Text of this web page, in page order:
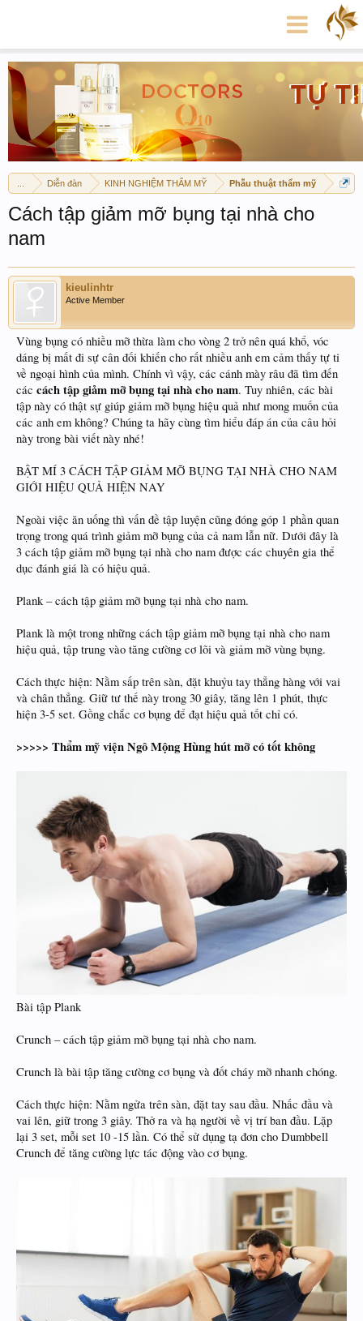
Diễn đàn KINH NGHIỆM THẨM MỸ Phẫu thuật thẩm mỹ
Cách tập giảm mỡ bụng tại nhà cho
nam
kieulinhtr
Active Member
Vùng bụng có nhiều mỡ thừa làm cho vòng 2 trở nên quá khổ, vóc
dáng bị mất đi sự cân đối khiến cho rất nhiều anh em cảm thấy tự ti
về ngoại hình của mình. Chính vì vậy, các cánh mày râu đã tìm đến
các cách tập giảm mỡ bụng tại nhà cho nam. Tuy nhiên, các bài
tập này có thật sự giúp giảm mỡ bụng hiệu quả như mong muốn của
các anh em không? Chúng ta hãy cùng tìm hiểu đáp án của câu hỏi
này trong bài viết này nhé!
BẬT MÍ 3 CÁCH TẬP GIẢM MỠ BỤNG TẠI NHÀ CHO NAM
GIỚI HIỆU QUẢ HIỆN NAY
Ngoài việc ăn uống thì vấn đề tập luyện cũng đóng góp 1 phần quan
trọng trong quá trình giảm mỡ bụng của cả nam lẫn nữ. Dưới đây là
3 cách tập giảm mỡ bụng tại nhà cho nam được các chuyên gia thể
dục đánh giá là có hiệu quả.
Plank – cách tập giảm mỡ bụng tại nhà cho nam.
Plank là một trong những cách tập giảm mỡ bụng tại nhà cho nam
hiệu quả, tập trung vào tăng cường cơ lõi và giảm mỡ vùng bụng.
Cách thực hiện: Nằm sấp trên sàn, đặt khuỷu tay thẳng hàng với vai
và chân thẳng. Giữ tư thế này trong 30 giây, tăng lên 1 phút, thực
hiện 3-5 set. Gồng chắc cơ bụng để đạt hiệu quả tốt chỉ có.
>>>>> Thẩm mỹ viện Ngô Mộng Hùng hút mỡ có tốt không
Bài tập Plank
Crunch – cách tập giảm mỡ bụng tại nhà cho nam.
Crunch là bài tập tăng cường cơ bụng và đốt cháy mỡ nhanh chóng.
Cách thực hiện: Nằm ngửa trên sàn, đặt tay sau đầu. Nhấc đầu và
vai lên, giữ trong 3 giây. Thở ra và hạ người về vị trí ban đầu. Lặp
lại 3 set, mỗi set 10 -15 lần. Có thể sử dụng tạ đơn cho Dumbbell
Crunch để tăng cường lực tác động vào cơ bụng.